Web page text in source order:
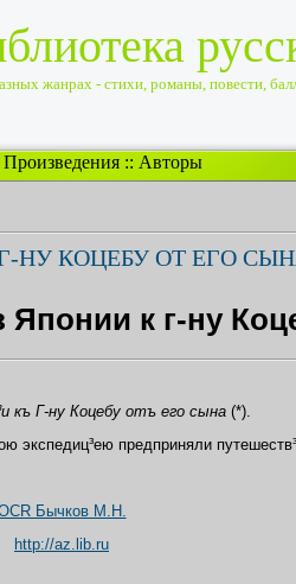
жанрах - стихи, романы, повести,
Произведения :: Авторы
НУ КОЦЕБУ ОТ ЕГО
к г-ну
къ Г-ну Коцебу отъ его сына (*).
предприняли
Бычков М.Н.
http://az.lib.ru